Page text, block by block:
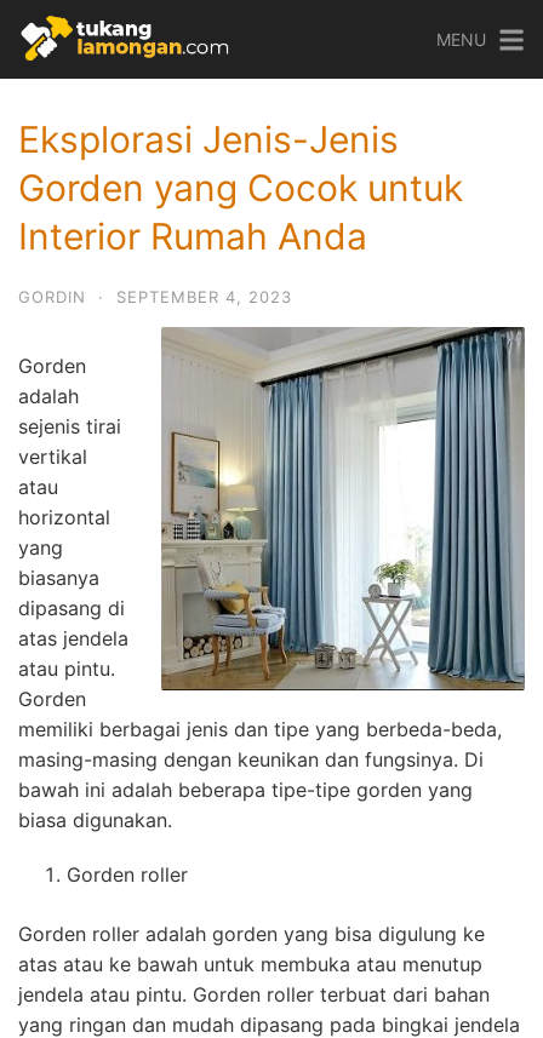
content
MENU
Eksplorasi Jenis-Jenis
Gorden yang Cocok untuk
Interior Rumah Anda
GORDIN · SEPTEMBER 4, 2023
Gorden
adalah
sejenis tirai
vertikal
atau
horizontal
yang
biasanya
dipasang di
atas jendela
atau pintu.
Gorden
memiliki berbagai jenis dan tipe yang berbeda-beda,
masing-masing dengan keunikan dan fungsinya. Di
bawah ini adalah beberapa tipe-tipe gorden yang
biasa digunakan.
Gorden roller
Gorden roller adalah gorden yang bisa digulung ke
atas atau ke bawah untuk membuka atau menutup
jendela atau pintu. Gorden roller terbuat dari bahan
yang ringan dan mudah dipasang pada bingkai jendela